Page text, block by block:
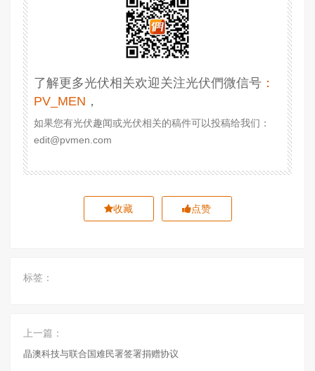
了解更多光伏相关欢迎关注光伏們微信号 ：
PV_MEN ，
如果您有光伏趣闻或光伏相关的稿件可以投稿给我们：
edit@pvmen.com
收藏 点赞
标签：
上一篇：
晶澳科技与联合国难民署签署捐赠协议